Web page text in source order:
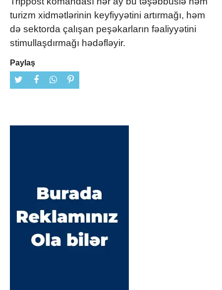
turizm xidmətlərinin keyfiyyətini artırmağı, həm
də sektorda çalışan peşəkarların fəaliyyətini
stimullaşdırmağı hədəfləyir.
Paylaş